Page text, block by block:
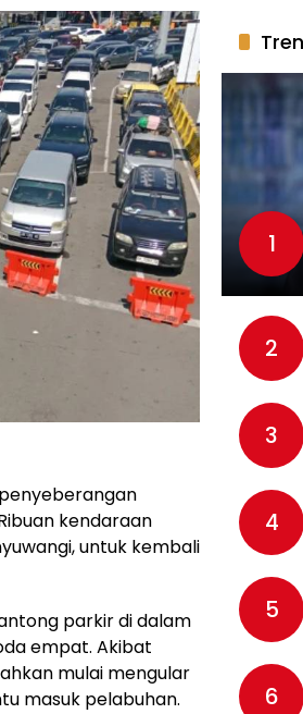
kendaraan
untuk kembali
parkir di dalam
empat. Akibat
mulai mengular
masuk pelabuhan.
1
2
3
4
5
6